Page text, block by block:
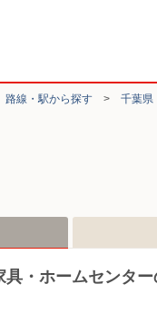
路線・駅から探す > 千葉県
・ホームセンタ